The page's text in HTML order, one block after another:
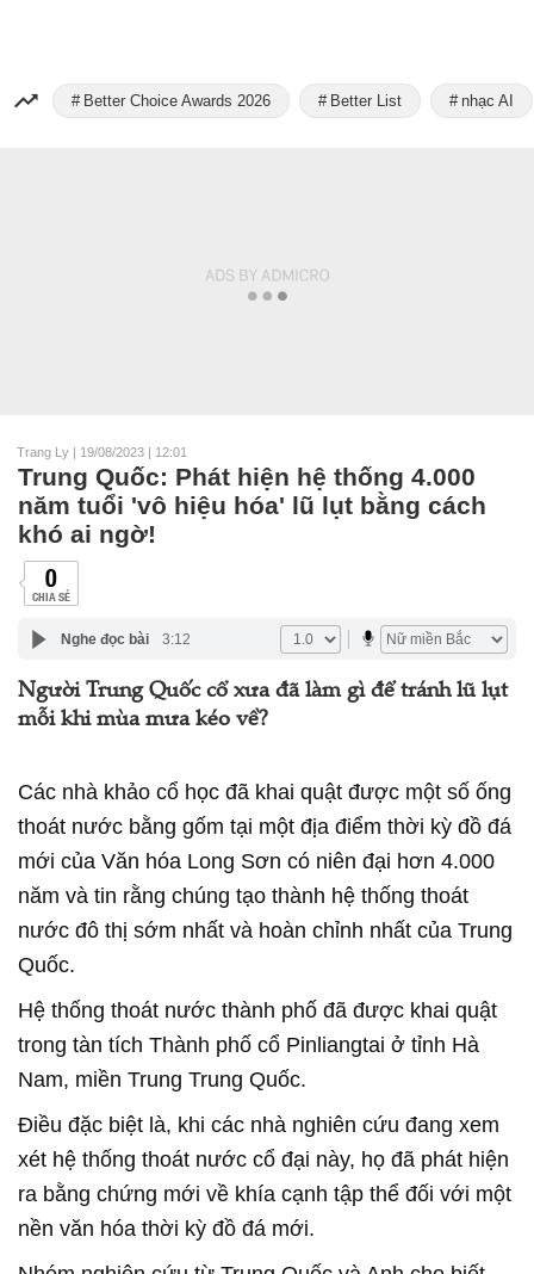
Better Choice Awards 2026 Better List nhạc AI
Trang Ly | 19/08/2023 | 12:01
Trung Quốc: Phát hiện hệ thống 4.000
năm tuổi 'vô hiệu hóa' lũ lụt bằng cách
khó ai ngờ!
0
CHIA SẺ
Nghe đọc bài 3:12
Người Trung Quốc cổ xưa đã làm gì để tránh lũ lụt
mỗi khi mùa mưa kéo về?
Các nhà khảo cổ học đã khai quật được một số ống
thoát nước bằng gốm tại một địa điểm thời kỳ đồ đá
mới của Văn hóa Long Sơn có niên đại hơn 4.000
năm và tin rằng chúng tạo thành hệ thống thoát
nước đô thị sớm nhất và hoàn chỉnh nhất của Trung
Quốc.
Hệ thống thoát nước thành phố đã được khai quật
trong tàn tích Thành phố cổ Pinliangtai ở tỉnh Hà
Nam, miền Trung Trung Quốc.
Điều đặc biệt là, khi các nhà nghiên cứu đang xem
xét hệ thống thoát nước cổ đại này, họ đã phát hiện
ra bằng chứng mới về khía cạnh tập thể đối với một
nền văn hóa thời kỳ đồ đá mới.